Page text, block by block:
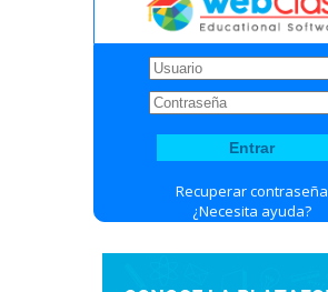
Recuperar contraseña
¿Necesita ayuda?